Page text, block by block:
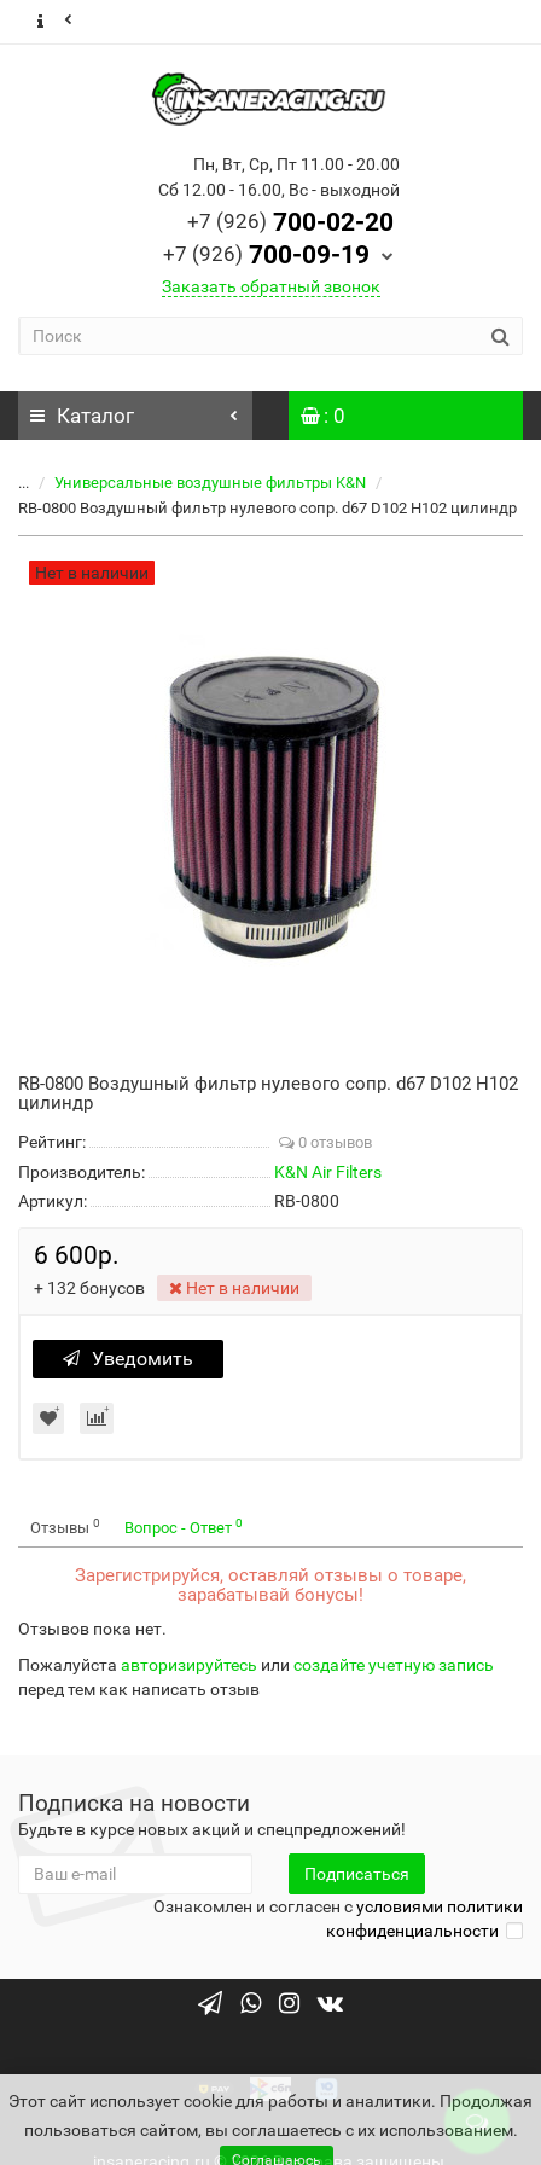
Пн, Вт, Ср, Пт 11.00 - 20.00
Сб 12.00 - 16.00, Вс - выходной
+7 (926) 700-02-20
+7 (926) 700-09-19
Заказать обратный звонок
Каталог : 0
...
Универсальные воздушные фильтры K&N
RB-0800 Воздушный фильтр нулевого сопр. d67 D102 H102 цилиндр
Нет в наличии
RB-0800 Воздушный фильтр нулевого сопр. d67 D102 H102
цилиндр
Рейтинг: 0 отзывов
Производитель:
K&N Air Filters
Артикул:
RB-0800
6 600р.
+ 132 бонусов Нет в наличии
Уведомить
Отзывы 0 Вопрос - Ответ 0
Зарегистрируйся, оставляй отзывы о товаре,
зарабатывай бонусы!
Отзывов пока нет.
Пожалуйста авторизируйтесь или создайте учетную запись
перед тем как написать отзыв
Подписка на новости
Будьте в курсе новых акций и спецпредложений!
Подписаться
Ознакомлен и согласен сусловиями политики
конфиденциальности
Этот сайт использует cookie для работы и аналитики. Продолжая
пользоваться сайтом, вы соглашаетесь с их использованием.
Соглашаюсь